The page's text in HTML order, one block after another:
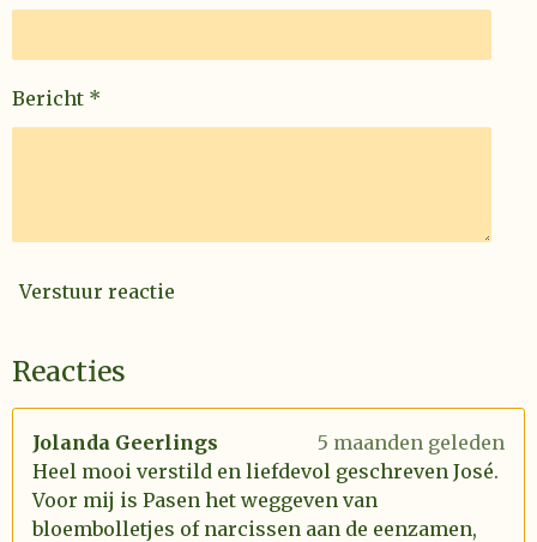
Bericht *
Verstuur reactie
Reacties
Jolanda Geerlings
5 maanden geleden
Heel mooi verstild en liefdevol geschreven José.
Voor mij is Pasen het weggeven van
bloembolletjes of narcissen aan de eenzamen,